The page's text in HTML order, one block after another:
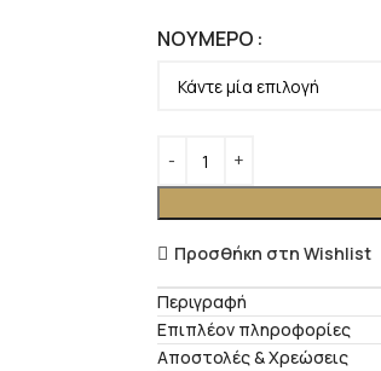
ΝΟΎΜΕΡΟ
Προσθήκη στη Wishlist
Περιγραφή
Επιπλέον πληροφορίες
Αποστολές & Χρεώσεις